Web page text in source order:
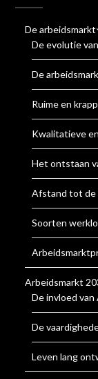
De arbeidsmarkt
De evolutie
De
Ruime en
Kwalitatieve
Het ontstaan
Afstand tot de
Soorten
Arbeidsmarkt
De invloed
De
Leven lang